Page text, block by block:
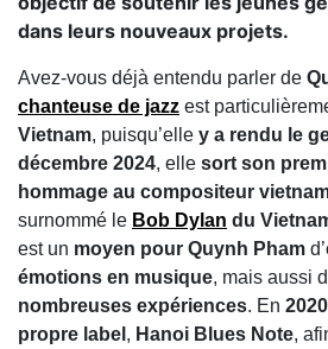
dans leurs nouveaux projets.
Avez-vous déjà entendu parler de
chanteuse de jazz est
Vietnam, puisqu’elle y a rendu le
décembre 2024, elle sort son
hommage au compositeur
surnommé le Bob Dylan du
est un moyen pour Quynh Pham d’
émotions en musique, mais aussi
nombreuses expériences. En 2020
propre label , Hanoi Blues Note,